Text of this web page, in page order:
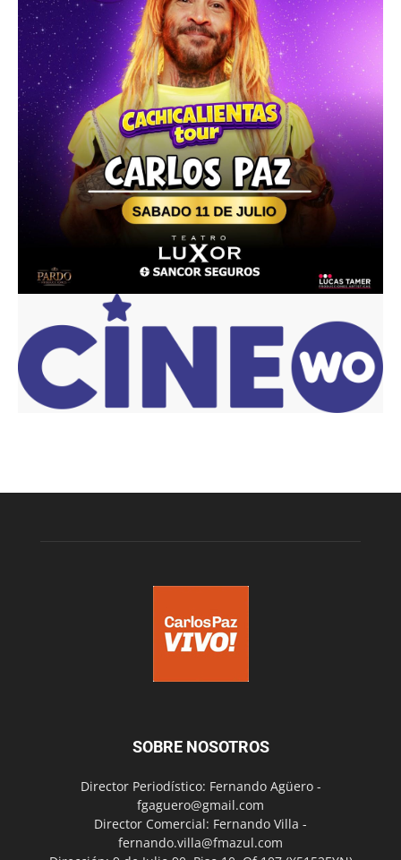
SOBRE NOSOTROS
Director Periodístico: Fernando Agüero -
fgaguero@gmail.com
Director Comercial: Fernando Villa -
fernando.villa@fmazul.com